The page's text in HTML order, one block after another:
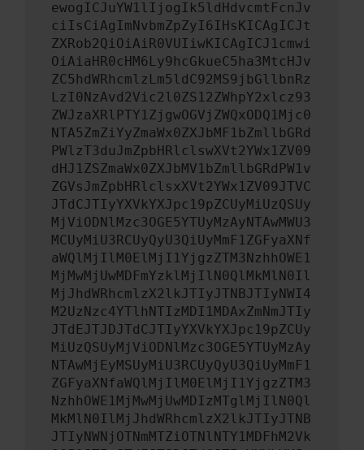
ewogICJuYW1lIjogIk5ldHdvcmtFcnJv
ciIsCiAgImNvbmZpZyI6IHsKICAgICJt
ZXRob2QiOiAiR0VUIiwKICAgICJ1cmwi
OiAiaHR0cHM6Ly9hcGkueC5ha3MtcHJv
ZC5hdWRhcmlzLm5ldC92MS9jbGllbnRz
LzI0NzAvd2Vic2l0ZS12ZWhpY2xlcz93
ZWJzaXRlPTY1ZjgwOGVjZWQxODQ1Mjc0
NTA5ZmZiYyZmaWx0ZXJbMF1bZmllbGRd
PWlzT3duJmZpbHRlclswXVt2YWx1ZV09
dHJ1ZSZmaWx0ZXJbMV1bZmllbGRdPW1v
ZGVsJmZpbHRlclsxXVt2YWx1ZV09JTVC
JTdCJTIyYXVkYXJpc19pZCUyMiUzQSUy
MjViODNlMzc3OGE5YTUyMzAyNTAwMWU3
MCUyMiU3RCUyQyU3QiUyMmF1ZGFyaXNf
aWQlMjIlM0ElMjI1YjgzZTM3NzhhOWE1
MjMwMjUwMDFmYzklMjIlN0QlMkMlN0Il
MjJhdWRhcmlzX2lkJTIyJTNBJTIyNWI4
M2UzNzc4YTlhNTIzMDI1MDAxZmNmJTIy
JTdEJTJDJTdCJTIyYXVkYXJpc19pZCUy
MiUzQSUyMjViODNlMzc3OGE5YTUyMzAy
NTAwMjEyMSUyMiU3RCUyQyU3QiUyMmF1
ZGFyaXNfaWQlMjIlM0ElMjI1YjgzZTM3
NzhhOWE1MjMwMjUwMDIzMTglMjIlN0Ql
MkMlN0IlMjJhdWRhcmlzX2lkJTIyJTNB
JTIyNWNjOTNmMTZiOTNlNTY1MDFhM2Vk